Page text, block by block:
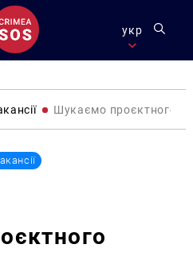
укр
Шукаємо проєктного